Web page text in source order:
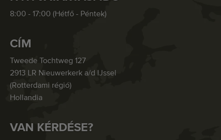
8:00 - 17:00 (Hétfő - Péntek)
CÍM
Tweede Tochtweg 127
2913 LR Nieuwerkerk a/d IJssel
(Rotterdami régió)
Hollandia
VAN KÉRDÉSE?